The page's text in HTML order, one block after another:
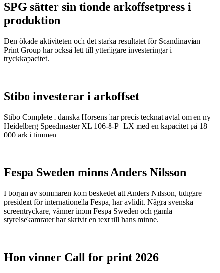
SPG sätter sin tionde arkoffsetpress i
produktion
Den ökade aktiviteten och det starka resultatet för Scandinavian
Print Group har också lett till ytterligare investeringar i
tryckkapacitet.
Stibo investerar i arkoffset
Stibo Complete i danska Horsens har precis tecknat avtal om en ny
Heidelberg Speedmaster XL 106-8-P+LX med en kapacitet på 18
000 ark i timmen.
Fespa Sweden minns Anders Nilsson
I början av sommaren kom beskedet att Anders Nilsson, tidigare
president för internationella Fespa, har avlidit. Några svenska
screentryckare, vänner inom Fespa Sweden och gamla
styrelsekamrater har skrivit en text till hans minne.
Hon vinner Call for print 2026